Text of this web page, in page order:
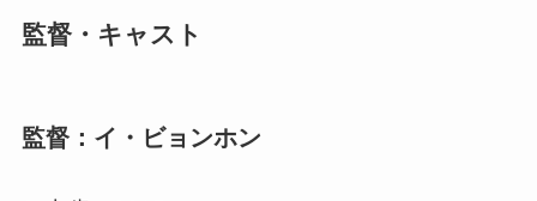
監督・キャスト
監督：イ・ビョンホン